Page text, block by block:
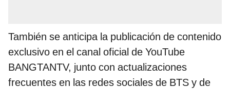
También se anticipa la publicación de contenido
exclusivo en el canal oficial de YouTube
BANGTANTV, junto con actualizaciones
frecuentes en las redes sociales de BTS y de